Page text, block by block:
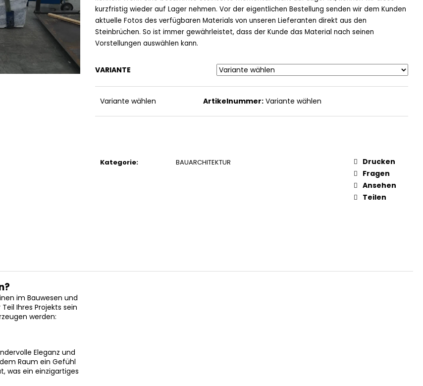
kurzfristig wieder auf Lager nehmen. Vor der eigentlichen Bestellung senden wir dem Kunden
aktuelle Fotos des verfügbaren Materials von unseren Lieferanten direkt aus den
Steinbrüchen. So ist immer gewährleistet, dass der Kunde das Material nach seinen
Vorstellungen auswählen kann.
VARIANTE
Variante wählen Artikelnummer: Variante wählen
Kategorie: BAUARCHITEKTUR
Drucken
Fragen
Ansehen
Teilen
im Bauwesen und
Ihres Projekts sein
werden:
Eleganz und
Raum ein Gefühl
was ein einzigartiges